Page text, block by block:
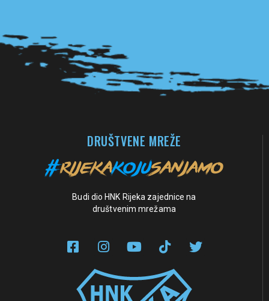
DRUŠTVENE MREŽE
Budi dio HNK Rijeka zajednice na
društvenim mrežama